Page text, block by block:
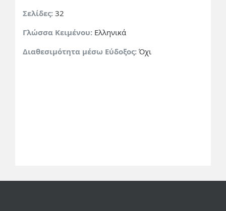
Σελίδες: 32
Γλώσσα Κειμένου: Ελληνικά
Διαθεσιμότητα μέσω Εύδοξος: Όχι